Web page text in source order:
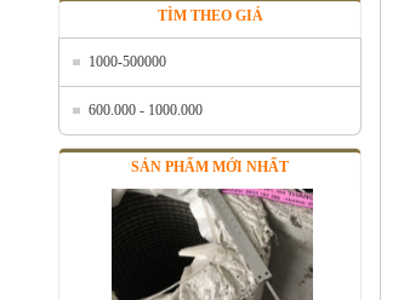
TÌM THEO GIÁ
1000-500000
600.000 - 1000.000
SẢN PHẨM MỚI NHẤT
Lưới inox đan ô 1cm 304 TLG
Thăng Long khổ 1m